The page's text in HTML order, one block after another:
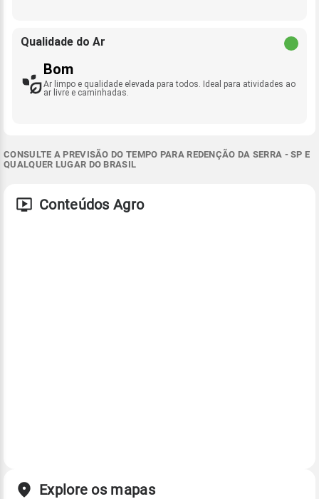
Qualidade do Ar
Bom
Ar limpo e qualidade elevada para todos. Ideal para atividades ao
ar livre e caminhadas.
CONSULTE A PREVISÃO DO TEMPO PARA REDENÇÃO DA SERRA - SP E
QUALQUER LUGAR DO BRASIL
Conteúdos Agro
Explore os mapas